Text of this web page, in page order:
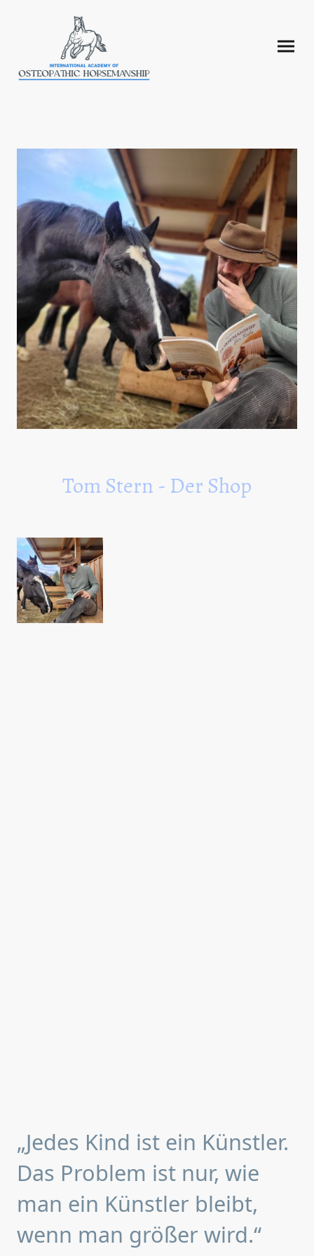
Tom Stern - Der Shop
„Jedes Kind ist ein Künstler.
Das Problem ist nur, wie
man ein Künstler bleibt,
wenn man größer wird.“